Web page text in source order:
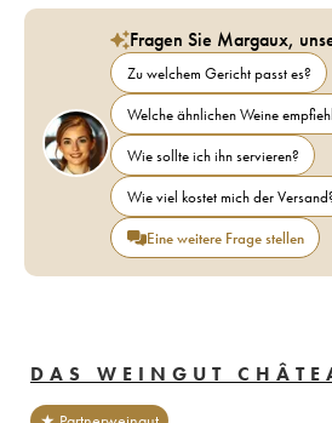
Fragen Sie Margaux,
Zu welchem Gericht passt es?
Welche ähnlichen Weine
Wie sollte ich ihn servieren?
Wie viel kostet mich der
Eine weitere Frage stellen
DAS WEINGUT